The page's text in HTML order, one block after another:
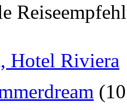
Hotel Riviera